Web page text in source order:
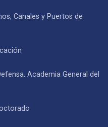
Canales y Puertos de
Academia General del